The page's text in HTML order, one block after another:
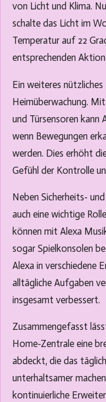
von Licht und Klima.
schalte das Licht im
Temperatur auf 22
entsprechenden
Ein weiteres
Heimüberwachung.
und Türsensoren kann
wenn Bewegungen
werden. Dies erhöht
Gefühl der Kontrolle
Neben Sicherheits-
auch eine wichtige
können mit Alexa
sogar Spielkonsolen
Alexa in verschiedene
alltägliche Aufgaben
insgesamt verbessert.
Zusammengefasst
Home-Zentrale eine
abdeckt, die das
unterhaltsamer
kontinuierliche